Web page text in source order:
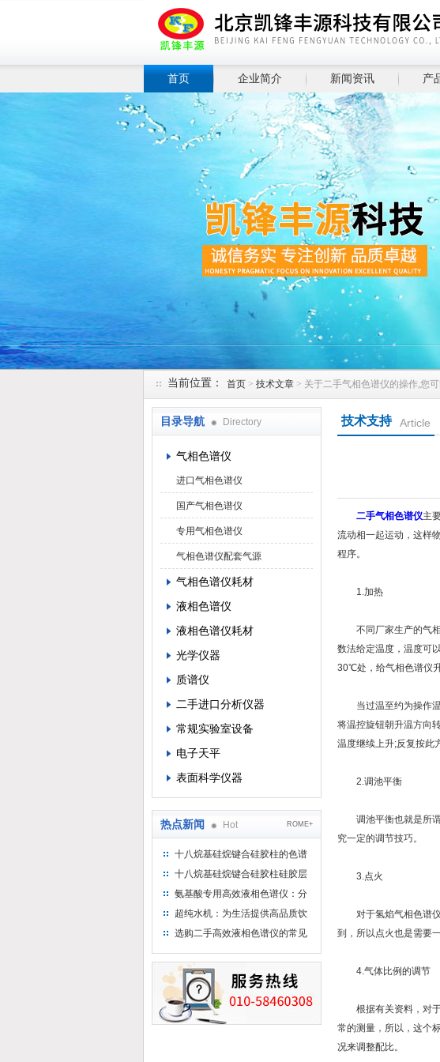
首页 企业简介 新闻资讯 产
当前位置： 首页 > 技术文章 > 关于二手气相色谱仪的操作,您
目录导航 Directory
气相色谱仪
进口气相色谱仪
国产气相色谱仪
专用气相色谱仪
气相色谱仪配套气源
气相色谱仪耗材
液相色谱仪
液相色谱仪耗材
光学仪器
质谱仪
二手进口分析仪器
常规实验室设备
电子天平
表面科学仪器
热点新闻 Hot ROME+
十八烷基硅烷键合硅胶柱的色谱
方法浅述
十八烷基硅烷键合硅胶柱硅胶层
析时如何装柱
氨基酸专用高效液相色谱仪：分
析氨基酸的仪器
超纯水机：为生活提供高品质饮
用水
选购二手高效液相色谱仪的常见
技术支持 Article
二手气相色谱仪主
流动相一起运动，这样
程序。
1.加热
不同厂家生产的气相
数法给定温度，温度可
30℃处，给气相色谱仪升
当过温至约为操作温
将温控旋钮朝升温方向
温度继续上升;反复按此
2.调池平衡
调池平衡也就是所谓
究一定的调节技巧。
3.点火
对于氢焰气相色谱仪
到，所以点火也是需要
4.气体比例的调节
根据有关资料，对于
常的测量，所以，这个
况来调整配比。